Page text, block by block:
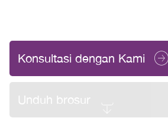
Konsultasi dengan Kami
Unduh brosur